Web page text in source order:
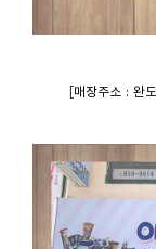
[매장주소 : 완